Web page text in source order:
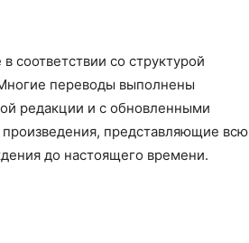
соответствии со структурой
переводы выполнены
редакции и с обновленными
представляющие всю
до настоящего времени.